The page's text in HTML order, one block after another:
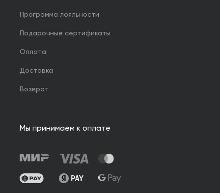
Программа лояльности
Подарочные сертификаты
Оплата
Доставка
Возврат
Мы принимаем к оплате